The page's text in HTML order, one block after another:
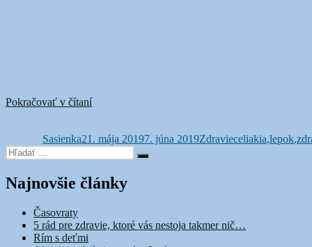
Pokračovať v čítaní„Všetko,
chceli
o
lepku“
Sasienka21. mája 20197. júna 2019Zdravieceliakia,lepok,
Hľadať:
Vyhľadávanie
Najnovšie články
Časovraty
5 rád pre zdravie, ktoré vás nestoja takmer nič…
Rím s deťmi